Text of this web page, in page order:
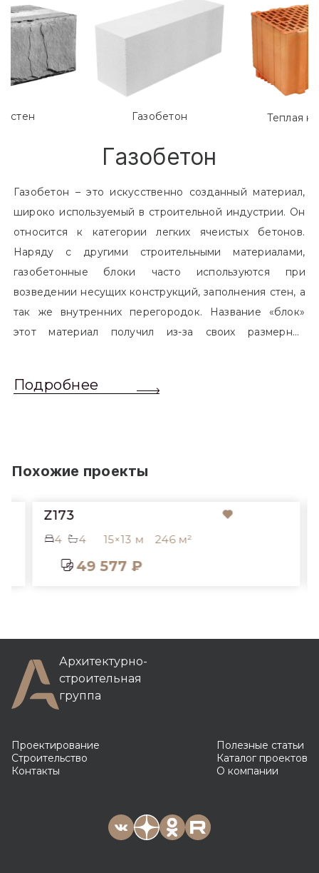
Газобетон Теплая
Газобетон
Газобетон – это искусственно созданный материал,
широко используемый в строительной индустрии. Он
относится к категории легких ячеистых бетонов.
Наряду с другими строительными материалами,
газобетонные блоки часто используются при
возведении несущих конструкций, заполнения стен, а
так же внутренних перегородок. Название «блок»
этот материал получил из-за своих размерных
обычный одинарный кирпич. Размер блоков различен
Подробнее
Похожие проекты
Z173
4 4 15×13 м 246 м²
49 577 ₽
Архитектурно-
строительная
группа
Проектирование
Строительство
Контакты
Полезные статьи
Каталог проектов
О компании